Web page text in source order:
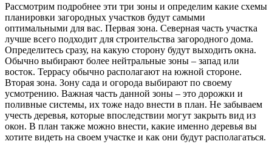
Рассмотрим подробнее эти три зоны и определим какие схемы
планировки загородных участков будут самыми
оптимальными для вас. Первая зона. Северная часть участка
лучше всего подходит для строительства загородного дома.
Определитесь сразу, на какую сторону будут выходить окна.
Обычно выбирают более нейтральные зоны – запад или
восток. Террасу обычно располагают на южной стороне.
Вторая зона. Зону сада и огорода выбирают по своему
усмотрению. Важная часть данной зоны – это дорожки и
поливные системы, их тоже надо внести в план. Не забываем
учесть деревья, которые впоследствии могут закрыть вид из
окон. В план также можно внести, какие именно деревья вы
хотите видеть на своем участке и как они будут располагаться.